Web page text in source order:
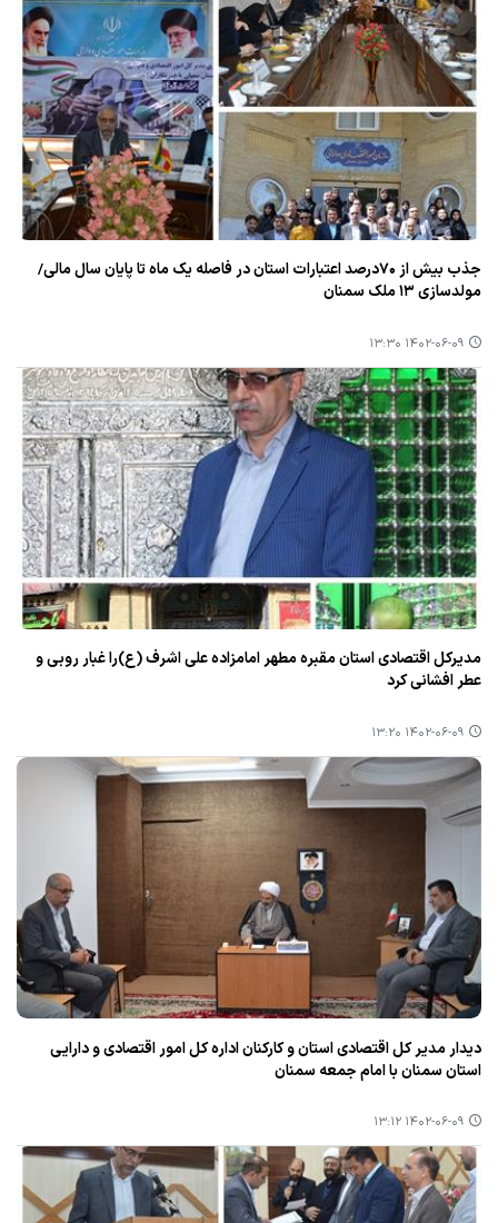
جذب بیش از ۷۰درصد اعتبارات استان در فاصله یك ماه تا پایان سال مالی/
مولدسازی ۱۳ ملك سمنان
۱۴۰۲-۰۶-۰۹ ۱۳:۳۰
مدیركل اقتصادی استان مقبره مطهر امامزاده علی اشرف (ع)را غبار روبی و
عطر افشانی كرد
۱۴۰۲-۰۶-۰۹ ۱۳:۲۰
دیدار مدیر كل اقتصادی استان و كاركنان اداره كل امور اقتصادی و دارایی
استان سمنان با امام جمعه سمنان
۱۴۰۲-۰۶-۰۹ ۱۳:۱۲